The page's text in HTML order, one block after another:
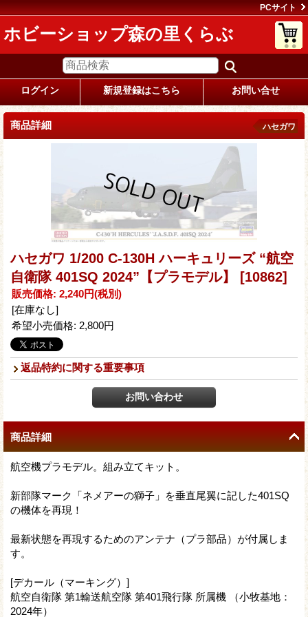
PCサイト
ホビーショップ森の里くらぶ
ログイン 新規登録はこちら お問い合せ
商品詳細 ハセガワ
ハセガワ 1/200 C-130H ハーキュリーズ “航空
自衛隊 401SQ 2024”【プラモデル】 [10862]
販売価格: 2,240円(税別)
[在庫なし]
希望小売価格: 2,800円
返品特約に関する重要事項
商品詳細
航空機プラモデル。組み立てキット。
新部隊マーク「ネメアーの獅子」を垂直尾翼に記した401SQ
の機体を再現！
最新状態を再現するためのアンテナ（プラ部品）が付属しま
す。
[デカール（マーキング）]
航空自衛隊 第1輸送航空隊 第401飛行隊 所属機 （小牧基地：
2024年）